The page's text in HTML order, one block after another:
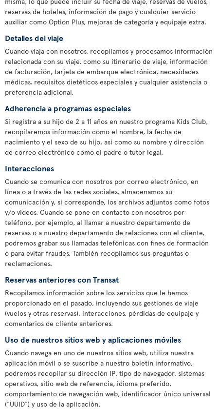
reservas de hoteles, información de pago y cualquier servicio
auxiliar como Option Plus, mejoras de categoría y equipaje extra.
Detalles del viaje
Cuando viaja con nosotros, recopilamos y procesamos información
relacionada con su viaje, como su itinerario de viaje, información
de facturación, tarjeta de embarque electrónica, necesidades
médicas, requisitos dietéticos especiales y cualquier asistencia o
preferencia adicional.
Adherencia a programas especiales
Si registra a su hijo de 2 a 11 años en nuestro programa Kids Club,
recopilaremos información como el nombre, la fecha de
nacimiento y el sexo de su hijo, así como su nombre y dirección
de correo electrónico como el padre o tutor legal.
Interacciones
Cuando se comunica con nosotros por correo electrónico, en
línea o a través de las redes sociales, almacenamos su
comunicación y, si corresponde, los archivos adjuntos como fotos
y/o vídeos. Cuando se pone en contacto con nosotros por
teléfono, por ejemplo, al llamar a nuestro departamento de
reservas o a nuestro departamento de relaciones con el cliente,
podremos grabar sus llamadas telefónicas con fines de formación
o para evitar fraudes. También recopilamos sus preguntas o
reclamaciones.
Reservas anteriores con Transat
Recopilamos información sobre los servicios que le hemos
proporcionado en el pasado, incluyendo sus gestiones de viaje
(vuelos y otras reservas), interacciones, pérdidas de equipaje y
comentarios de cliente anteriores.
Uso de nuestros sitios web y aplicaciones móviles
Cuando navega en uno de nuestros sitios web, utiliza nuestra
aplicación móvil o se suscribe a nuestro boletín informativo,
podremos recopilar su dirección IP, tipo de navegador, sistemas
operativos, sitio web de referencia, idioma preferido,
comportamiento de navegación web, identificador único universal
("UUID") y uso de la aplicación.